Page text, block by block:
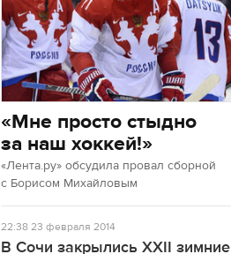
«Мне просто стыдно
за наш хоккей!»
«Лента.ру» обсудила провал сборной
с Борисом Михайловым
22:3823 февраля 2014
В Сочи закрылись XXII зимние